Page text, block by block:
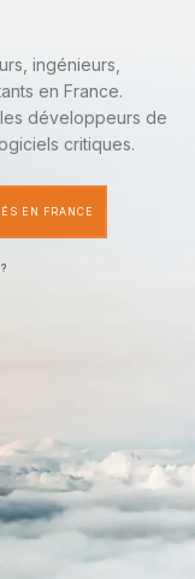
ingénieurs,
en France.
développeurs de
critiques.
EN FRANCE